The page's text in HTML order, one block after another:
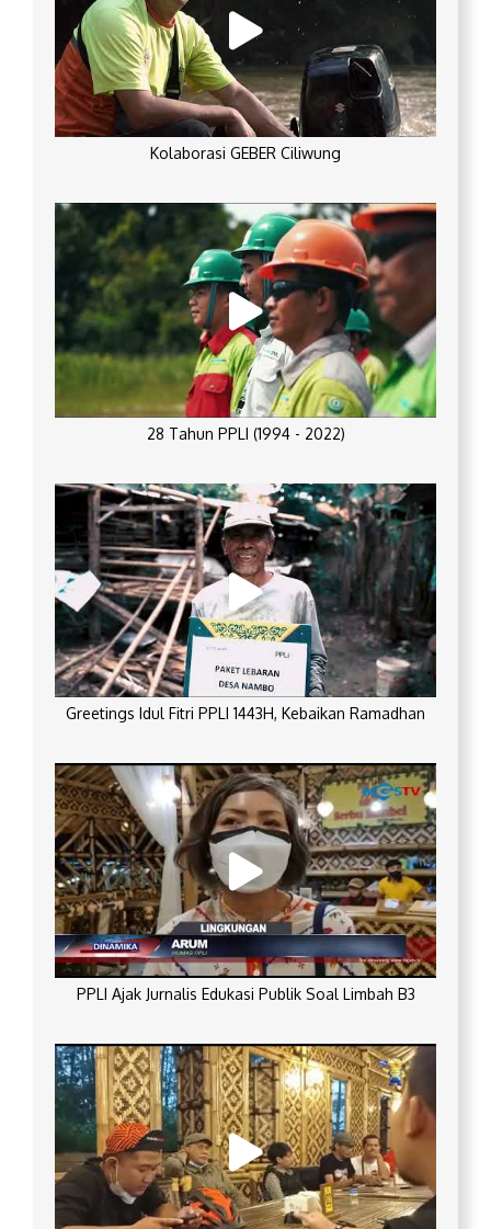
Kolaborasi GEBER Ciliwung
28 Tahun PPLI (1994 - 2022)
Greetings Idul Fitri PPLI 1443H, Kebaikan Ramadhan
PPLI Ajak Jurnalis Edukasi Publik Soal Limbah B3